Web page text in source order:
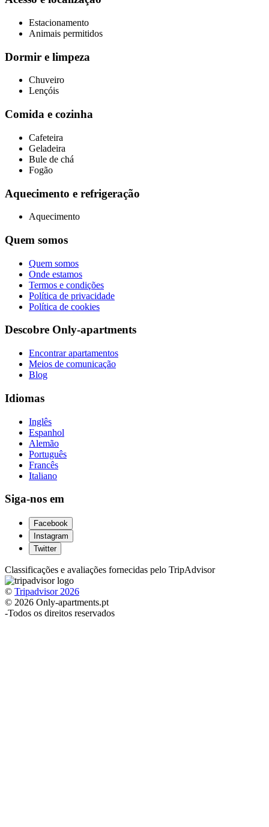
Estacionamento
Animais permitidos
Dormir e limpeza
Chuveiro
Lençóis
Comida e cozinha
Cafeteira
Geladeira
Bule de chá
Fogão
Aquecimento e refrigeração
Aquecimento
Quem somos
Quem somos
Onde estamos
Termos e condições
Política de privacidade
Política de cookies
Descobre Only-apartments
Encontrar apartamentos
Meios de comunicação
Blog
Idiomas
Inglês
Espanhol
Alemão
Português
Francês
Italiano
Siga-nos em
Facebook
Instagram
Twitter
Classificações e avaliações fornecidas pelo TripAdvisor
© Tripadvisor 2026
© 2026 Only-apartments.pt
-Todos os direitos reservados